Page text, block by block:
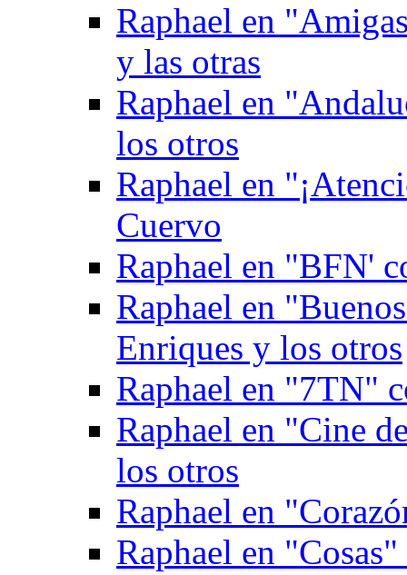
Raphael en
y las otras
Raphael en
los otros
Raphael en
Cuervo
Raphael en "BFN'
Raphael en
Enriques y los otros
Raphael en "7TN"
Raphael en "Cine
los otros
Raphael en
Raphael en